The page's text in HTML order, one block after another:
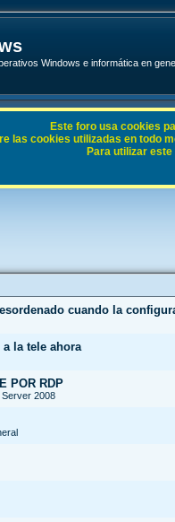
Windows e informática en
cuando la
la tele ahora
POR RDP
2008
Este foro usa cookies
las cookies utilizadas en todo
Para utilizar